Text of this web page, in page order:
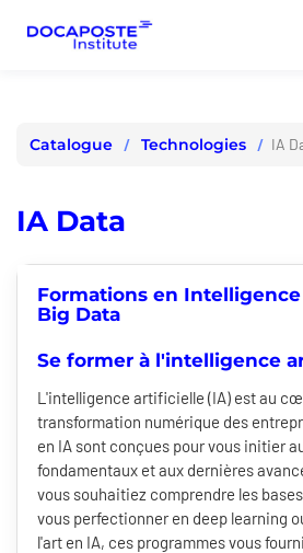
Catalogue Technologies IA
IA Data
Formations en
Big Data
Se former à l'intelligence
L'intelligence artificielle (IA) est au
transformation numérique des
en IA sont conçues pour vous initier
fondamentaux et aux dernières
vous souhaitiez comprendre les
vous perfectionner en deep learning
l'art en IA, ces programmes vous